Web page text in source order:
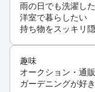
雨の日でも洗濯し
洋室で暮らしたい
持ち物をスッキリ
趣味
オークション・通
ガーデニングが好き